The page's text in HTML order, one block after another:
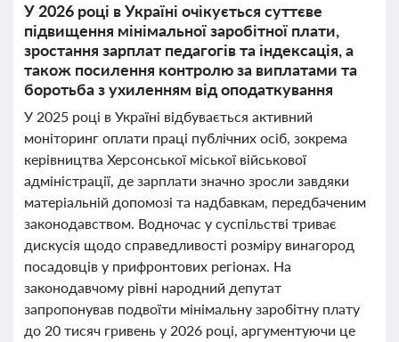
У 2026 році в Україні очікується суттєве
підвищення мінімальної заробітної плати,
зростання зарплат педагогів та індексація, а
також посилення контролю за виплатами та
боротьба з ухиленням від оподаткування
У 2025 році в Україні відбувається активний
моніторинг оплати праці публічних осіб, зокрема
керівництва Херсонської міської військової
адміністрації, де зарплати значно зросли завдяки
матеріальній допомозі та надбавкам, передбаченим
законодавством. Водночас у суспільстві триває
дискусія щодо справедливості розміру винагород
посадовців у прифронтових регіонах. На
законодавчому рівні народний депутат
запропонував подвоїти мінімальну заробітну плату
до 20 тисяч гривень у 2026 році, аргументуючи це